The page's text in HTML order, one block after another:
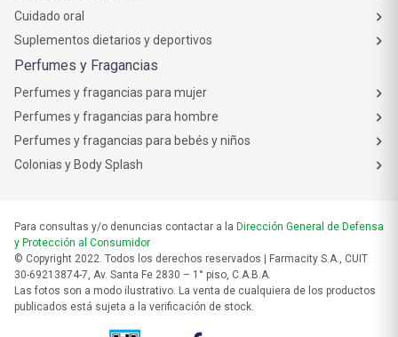
Cuidado oral
Suplementos dietarios y deportivos
Perfumes y Fragancias
Perfumes y fragancias para mujer
Perfumes y fragancias para hombre
Perfumes y fragancias para bebés y niños
Colonias y Body Splash
Para consultas y/o denuncias contactar a la Dirección General de Defensa
y Protección al Consumidor
© Copyright 2022. Todos los derechos reservados | Farmacity S.A., CUIT
30-69213874-7, Av. Santa Fe 2830 – 1° piso, C.A.B.A.
Las fotos son a modo ilustrativo. La venta de cualquiera de los productos
publicados está sujeta a la verificación de stock.